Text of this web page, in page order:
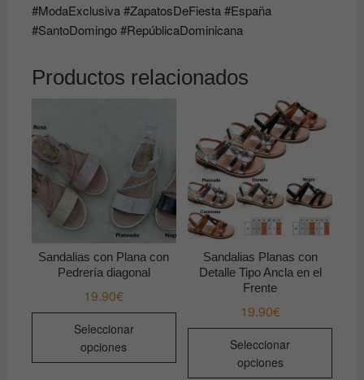
#ModaExclusiva #ZapatosDeFiesta #España
#SantoDomingo #RepúblicaDominicana
Productos relacionados
Sandalias con Plana con
Pedrería diagonal
19.90€
Seleccionar
opciones
Este
múltiples
Sandalias Planas con
Detalle Tipo Ancla en el
Frente
19.90€
Seleccionar
opciones
Este